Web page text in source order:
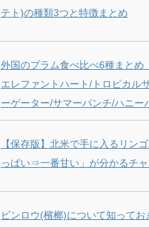
テト)の種類3つと特徴まとめ
外国のプラム食べ比べ6種まとめ
エレファントハート/トロピカル
ーゲーター/サマーパンチ/ハニー
【保存版】北米で手に入るリン
っぱい⇒一番甘い」が分かるチ
ビンロウ(檳榔)について知って